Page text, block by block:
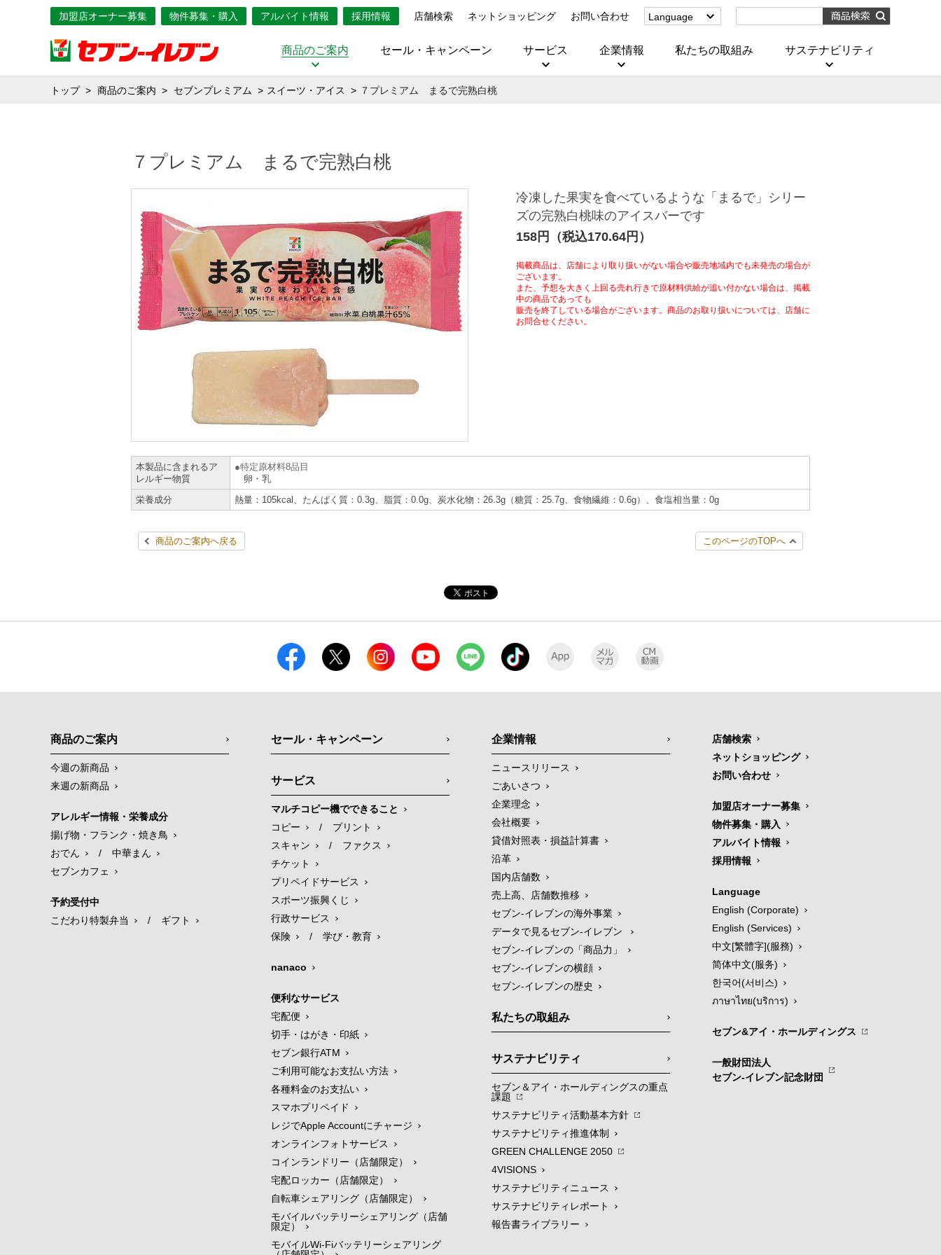
加盟店オーナー募集 物件募集・購入 アルバイト情報 採用情報 店舗検索 ネットショッピング お問い合わせ
Language
(Corporate)
商品のご案内 セール・キャンペーン サービス 企業情報 私たちの取組み サステナビリティ
トップ 商品のご案内 セブンプレミアム スイーツ・アイス ７プレミアム まるで完熟白桃
７プレミアム まるで完熟白桃
冷凍した果実を食べているような「まるで」シリー
ズの完熟白桃味のアイスバーです
158円（税込170.64円）
掲載商品は、店舗により取り扱いがない場合や販売地域内でも未発売の場合が
ございます。
また、予想を大きく上回る売れ行きで原材料供給が追い付かない場合は、掲載
中の商品であっても
販売を終了している場合がございます。商品のお取り扱いについては、店舗に
お問合せください。
本製品に含まれるア
レルギー物質
特定原材料8品目
卵・乳
栄養成分
熱量：105kcal、たんぱく質：0.3g、脂質：0.0g、炭水化物：26.3g（糖質：25.7g、食物繊維：0.6g）、食塩相当量：0g
商品のご案内へ戻る このページのTOPへ
商品のご案内
今週の新商品
来週の新商品
アレルギー情報・栄養成分
揚げ物・フランク・焼き鳥
おでん
/
中華まん
セブンカフェ
予約受付中
こだわり特製弁当
/ ギフト
セール・キャンペーン
サービス
マルチコピー機でできること
コピー
/
プリント
スキャン
/
ファクス
チケット
プリペイドサービス
スポーツ振興くじ
行政サービス
保険
/ 学び・教育
nanaco
便利なサービス
宅配便
切手・はがき・印紙
セブン銀行ATM
ご利用可能なお支払い方法
各種料金のお支払い
スマホプリペイド
レジでApple Accountにチャージ
オンラインフォトサービス
コインランドリー（店舗限定）
宅配ロッカー（店舗限定）
自転車シェアリング（店舗限定）
モバイルバッテリーシェアリング（店舗
限定）
モバイルWi-Fiバッテリーシェアリング
企業情報
ニュースリリース
ごあいさつ
企業理念
会社概要
貸借対照表・損益計算書
沿革
国内店舗数
売上高、店舗数推移
セブン‐イレブンの海外事業
データで見るセブン‐イレブン
セブン‐イレブンの「商品力」
セブン-イレブンの横顔
セブン-イレブンの歴史
私たちの取組み
サステナビリティ
セブン＆アイ・ホールディングスの重点
課題
サステナビリティ活動基本方針
サステナビリティ推進体制
GREEN CHALLENGE 2050
4VISIONS
サステナビリティニュース
サステナビリティレポート
報告書ライブラリー
店舗検索
ネットショッピング
お問い合わせ
加盟店オーナー募集
物件募集・購入
アルバイト情報
採用情報
Language
English (Corporate)
English (Services)
中文[繁體字](服務)
简体中文(服务)
한국어(서비스)
ภาษาไทย(บริการ)
セブン&アイ・ホールディングス
一般財団法人
セブン-イレブン記念財団